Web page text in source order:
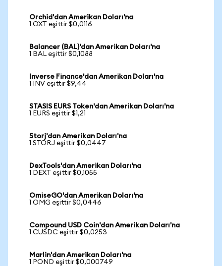
Orchid'dan Amerikan Doları'na
1 OXT eşittir $0,0116
Balancer (BAL)'dan Amerikan Doları'na
1 BAL eşittir $0,1088
Inverse Finance'dan Amerikan Doları'na
1 INV eşittir $9,44
STASIS EURS Token'dan Amerikan Doları'na
1 EURS eşittir $1,21
Storj'dan Amerikan Doları'na
1 STORJ eşittir $0,0447
DexTools'dan Amerikan Doları'na
1 DEXT eşittir $0,1055
OmiseGO'dan Amerikan Doları'na
1 OMG eşittir $0,0446
Compound USD Coin'dan Amerikan Doları'na
1 CUSDC eşittir $0,0253
Marlin'dan Amerikan Doları'na
1 POND eşittir $0,000749